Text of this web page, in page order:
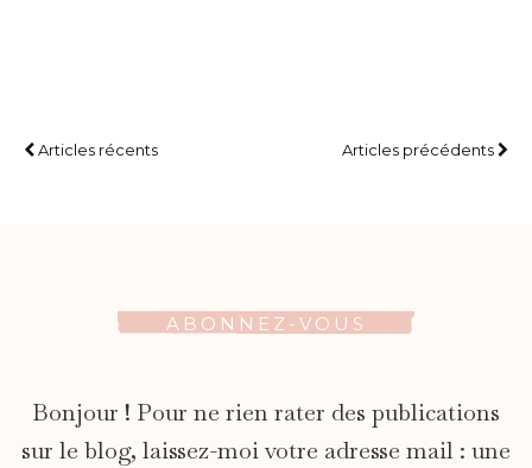
Articles récents Articles précédents
ABONNEZ-VOUS
Bonjour ! Pour ne rien rater des publications
sur le blog, laissez-moi votre adresse mail : une